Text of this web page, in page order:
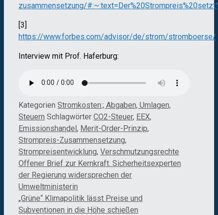
zusammensetzung/
[3]
https://www.forbes.com/advisor/de/strom/stromboerse/
Interview mit Prof. Haferburg:
Kategorien Stromkosten:; Abgaben, Umlagen,
Steuern Schlagwörter CO2-Steuer, EEX,
Emissionshandel, Merit-Order-Prinzip,
Strompreis-Zusammensetzung,
Strompreisentwicklung, Verschmutzungsrechte
Offener Brief zur Kernkraft. Sicherheitsexperten
der Regierung widersprechen der
Umweltministerin
„Grüne“ Klimapolitik lässt Preise und
Subventionen in die Höhe schießen